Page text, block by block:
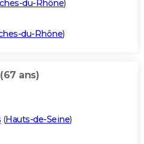
du-Rhône)
du-Rhône)
(67 ans)
(Hauts-de-Seine)